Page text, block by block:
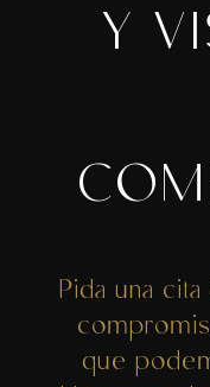
Y
Pida una
que